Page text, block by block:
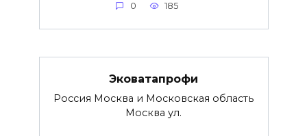
0 185
Эковатапрофи
Россия Москва и Московская область
Москва ул.